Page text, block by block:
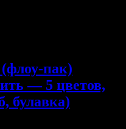
пак)
— 5 цветов,
булавка)